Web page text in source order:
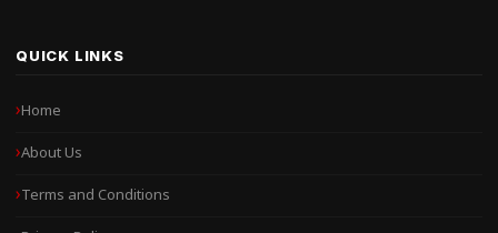
QUICK LINKS
Home
About Us
Terms and Conditions